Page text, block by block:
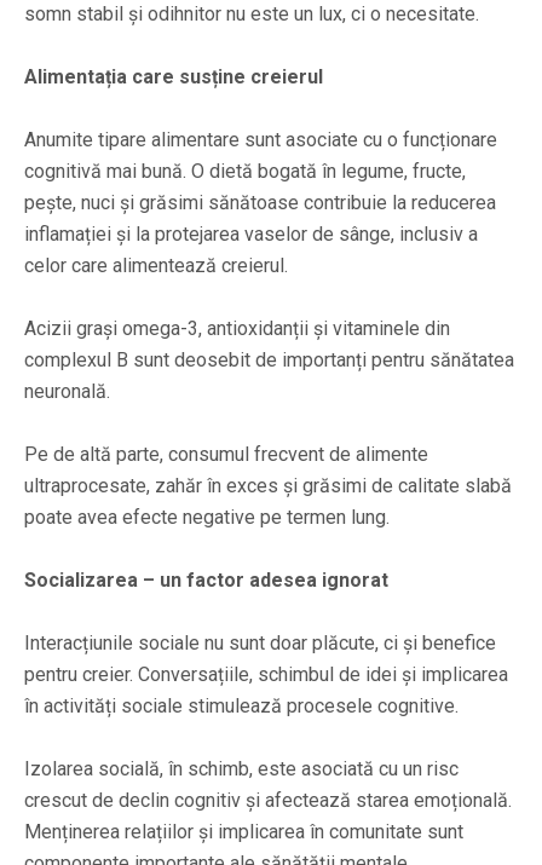
somn stabil și odihnitor nu este un lux, ci o necesitate.
Alimentația care susține creierul
Anumite tipare alimentare sunt asociate cu o funcționare
cognitivă mai bună. O dietă bogată în legume, fructe,
pește, nuci și grăsimi sănătoase contribuie la reducerea
inflamației și la protejarea vaselor de sânge, inclusiv a
celor care alimentează creierul.
Acizii grași omega-3, antioxidanții și vitaminele din
complexul B sunt deosebit de importanți pentru sănătatea
neuronală.
Pe de altă parte, consumul frecvent de alimente
ultraprocesate, zahăr în exces și grăsimi de calitate slabă
poate avea efecte negative pe termen lung.
Socializarea – un factor adesea ignorat
Interacțiunile sociale nu sunt doar plăcute, ci și benefice
pentru creier. Conversațiile, schimbul de idei și implicarea
în activități sociale stimulează procesele cognitive.
Izolarea socială, în schimb, este asociată cu un risc
crescut de declin cognitiv și afectează starea emoțională.
Menținerea relațiilor și implicarea în comunitate sunt